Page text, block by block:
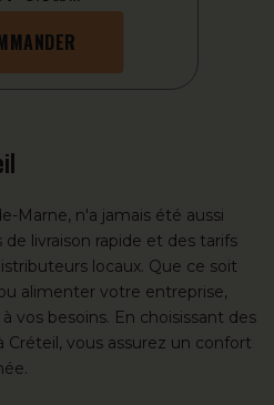
Marne, n'a jamais été aussi
livraison rapide et des tarifs
locaux. Que ce soit
alimenter votre entreprise,
vos besoins. En choisissant des
Créteil, vous assurez un confort